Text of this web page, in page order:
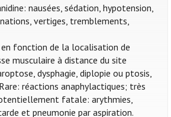
nausées, sédation, hypotension,
vertiges, tremblements,
fonction de la localisation de
musculaire à distance du site
dysphagie, diplopie ou ptosis,
réactions anaphylactiques; très
fatale: arythmies,
et pneumonie par aspiration.